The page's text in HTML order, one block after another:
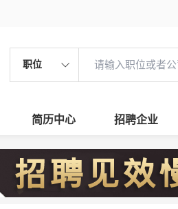
职位
简历中心 招聘企业